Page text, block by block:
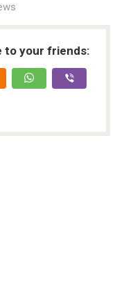
to your friends: